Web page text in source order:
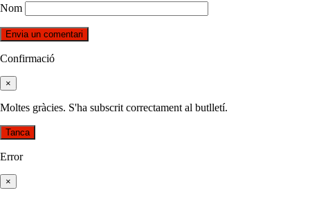
Nom
Confirmació
×
Moltes gràcies. S'ha subscrit correctament al butlletí.
Tanca
Error
×